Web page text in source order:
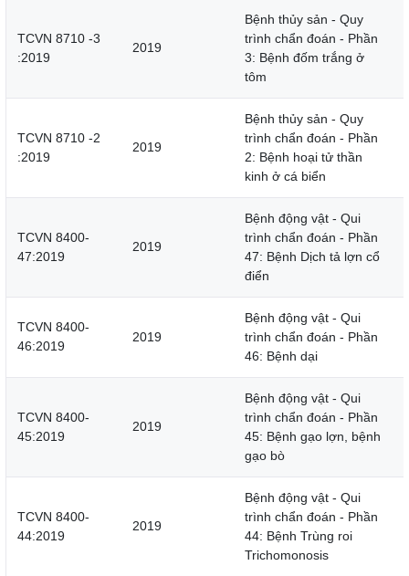
TCVN 8710 -3
:2019
2019
Bệnh thủy sản - Quy
trình chẩn đoán - Phần
3: Bệnh đốm trắng ở
tôm
TCVN 8710 -2
:2019
2019
Bệnh thủy sản - Quy
trình chẩn đoán - Phần
2: Bệnh hoại tử thần
kinh ở cá biển
TCVN 8400-
47:2019
2019
Bệnh động vật - Qui
trình chẩn đoán - Phần
47: Bệnh Dịch tả lợn cổ
điển
TCVN 8400-
46:2019
2019
Bệnh động vật - Qui
trình chẩn đoán - Phần
46: Bệnh dại
TCVN 8400-
45:2019
2019
Bệnh động vật - Qui
trình chẩn đoán - Phần
45: Bệnh gạo lợn, bệnh
gạo bò
TCVN 8400-
44:2019
2019
Bệnh động vật - Qui
trình chẩn đoán - Phần
44: Bệnh Trùng roi
Trichomonosis